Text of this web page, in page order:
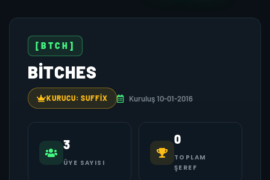
[BTCH]
BITCHES
KURUCU: SUFFIX Kuruluş 10-01-2016
3
ÜYE SAYISI
0
TOPLAM
ŞEREF